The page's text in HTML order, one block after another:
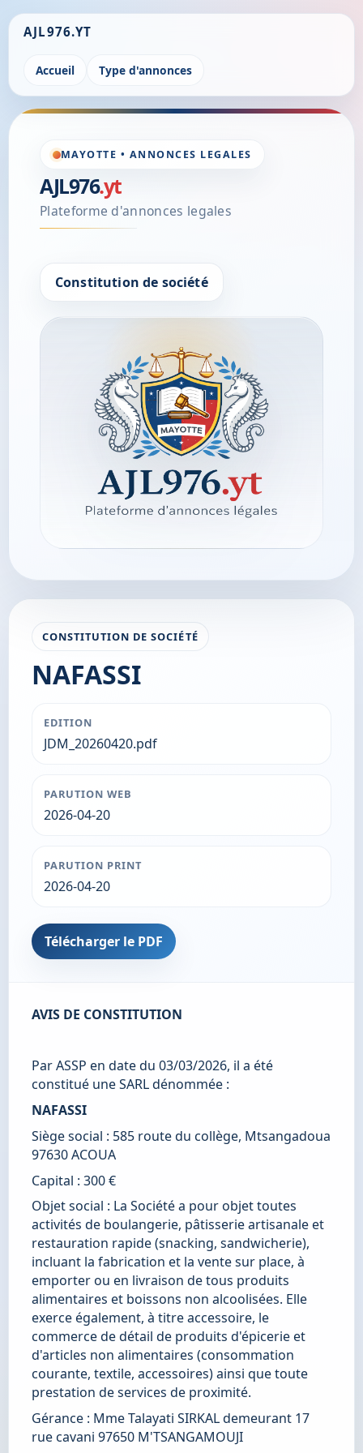
AJL976.YT
Accueil Type d'annonces
MAYOTTE • ANNONCES LEGALES
AJL976.yt
Plateforme d'annonces legales
Constitution de société
CONSTITUTION DE SOCIÉTÉ
NAFASSI
EDITION
JDM_20260420.pdf
PARUTION WEB
2026-04-20
PARUTION PRINT
2026-04-20
Télécharger le PDF
AVIS DE CONSTITUTION
Par ASSP en date du 03/03/2026, il a été
constitué une SARL dénommée :
NAFASSI
Siège social : 585 route du collège, Mtsangadoua
97630 ACOUA
Capital : 300 €
Objet social : La Société a pour objet toutes
activités de boulangerie, pâtisserie artisanale et
restauration rapide (snacking, sandwicherie),
incluant la fabrication et la vente sur place, à
emporter ou en livraison de tous produits
alimentaires et boissons non alcoolisées. Elle
exerce également, à titre accessoire, le
commerce de détail de produits d'épicerie et
d'articles non alimentaires (consommation
courante, textile, accessoires) ainsi que toute
prestation de services de proximité.
Gérance : Mme Talayati SIRKAL demeurant 17
rue cavani 97650 M'TSANGAMOUJI